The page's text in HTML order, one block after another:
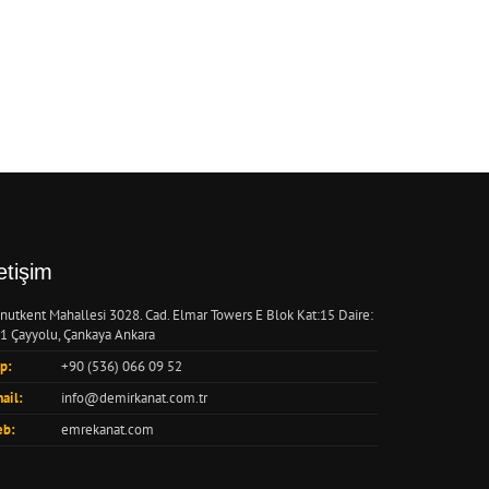
Mahallesi 3028. Cad. Elmar Towers E Blok Kat:15 Daire:
Çayyolu, Çankaya Ankara
+90 (536) 066 09 52
info@demirkanat.com.tr
emrekanat.com